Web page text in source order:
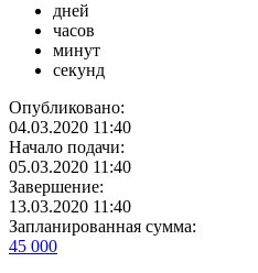
дней
часов
минут
секунд
Опубликовано:
04.03.2020 11:40
Начало подачи:
05.03.2020 11:40
Завершение:
13.03.2020 11:40
Запланированная сумма:
45 000